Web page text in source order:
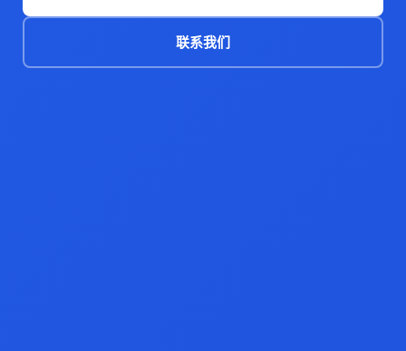
联系我们